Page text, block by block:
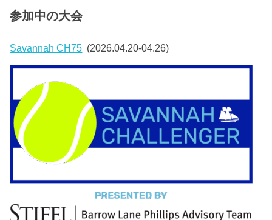
参加中の大会
Savannah CH75 (2026.04.20-04.26)